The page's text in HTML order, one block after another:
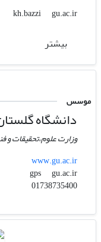
kh.bazzi
gu.ac.ir
بیشتر
موسس
دانشگاه
وزارت علوم،تحقیقات و
www.gu.ac.ir
gps
gu.ac.ir
01738735400